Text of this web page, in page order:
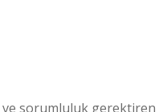
sorumluluk gerektiren